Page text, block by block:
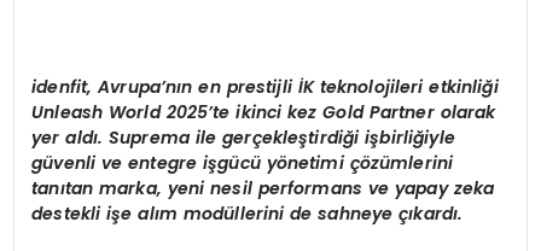
idenfit, Avrupa’nın en prestijli İK teknolojileri etkinliği
Unleash World 2025’te ikinci kez Gold Partner olarak
yer aldı. Suprema ile gerçekleştirdiği işbirliğiyle
güvenli ve entegre işgücü yönetimi çözümlerini
tanıtan marka, yeni nesil performans ve yapay zeka
destekli işe alım modüllerini de sahneye çıkardı.